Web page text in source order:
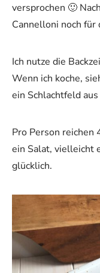
versprochen 🙂
Cannelloni noch für
Ich nutze die
Wenn ich koche,
ein Schlachtfeld
Pro Person reichen
ein Salat, vielleicht
glücklich.